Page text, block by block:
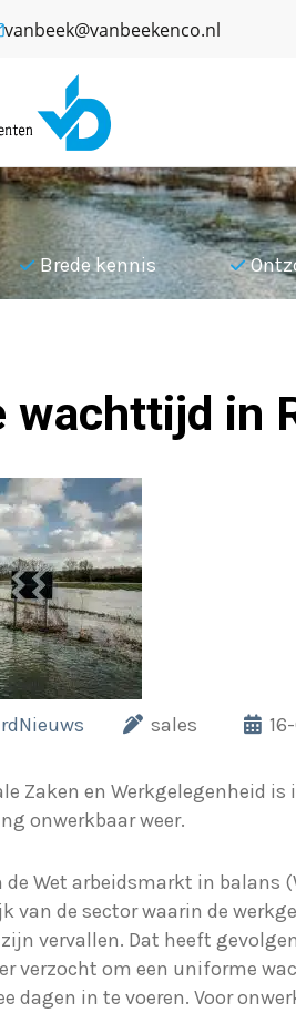
vanbeek@vanbeekenco.nl
Brede kennis
wachttijd in
Nieuws sales
Zaken en Werkgelegenheid
onwerkbaar weer.
Wet arbeidsmarkt in balans
de sector waarin de
vervallen. Dat heeft
verzocht om een uniforme
dagen in te voeren. Voor